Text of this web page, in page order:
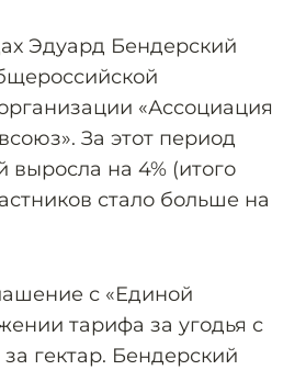
Эдуард Бендерский
«Ассоциация
За этот период
выросла на 4% (итого
стало больше на
с «Единой
тарифа за угодья с
гектар. Бендерский